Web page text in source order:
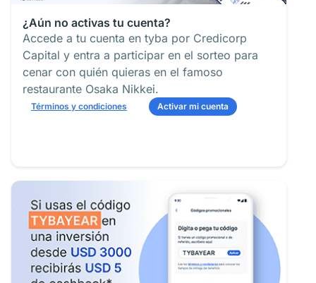
¿Aún no activas tu cuenta?
Accede a tu cuenta en tyba por Credicorp
Capital y entra a participar en el sorteo para
cenar con quién quieras en el famoso
restaurante Osaka Nikkei.
Términos y condiciones Activar mi cuenta